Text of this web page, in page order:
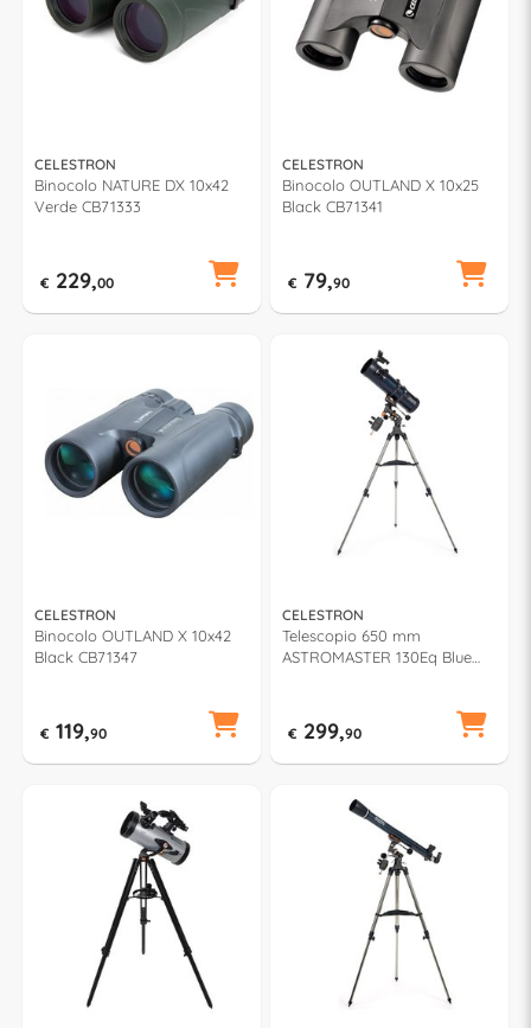
CELESTRON
Binocolo NATURE DX 10x42
Verde CB71333
€ 229,00
CELESTRON
Binocolo OUTLAND X 10x25
Black CB71341
€ 79,90
CELESTRON
Binocolo OUTLAND X 10x42
Black CB71347
€ 119,90
CELESTRON
Telescopio 650 mm
ASTROMASTER 130Eq Blue
€ 299,90